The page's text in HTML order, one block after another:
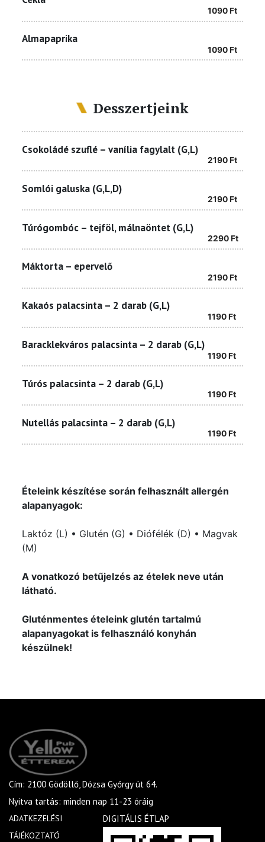
1090Ft
Almapaprika
1090Ft
Desszertjeink
Csokoládé szuflé – vanília fagylalt (G,L)
2190Ft
Somlói galuska (G,L,D)
2190Ft
Túrógombóc – tejföl, málnaöntet (G,L)
2290Ft
Máktorta – epervelő
2190Ft
Kakaós palacsinta – 2 darab (G,L)
1190Ft
Baracklekváros palacsinta – 2 darab (G,L)
1190Ft
Túrós palacsinta – 2 darab (G,L)
1190Ft
Nutellás palacsinta – 2 darab (G,L)
1190Ft
Ételeink készítése során felhasznált allergén
alapanyagok:
Laktóz (L) • Glutén (G) • Diófélék (D) • Magvak
(M)
A vonatkozó betűjelzés az ételek neve után
látható.
Gluténmentes ételeink glutén tartalmú
alapanyagokat is felhasználó konyhán
készülnek!
Cím: 2100 Gödöllő, Dózsa Győrgy út 64.
Nyitva tartás: minden nap 11-23 óráig
ADATKEZELÉSI
TÁJÉKOZTATÓ
DIGITÁLIS ÉTLAP